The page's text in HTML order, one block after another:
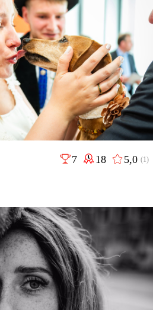
7 18 5,0(1)